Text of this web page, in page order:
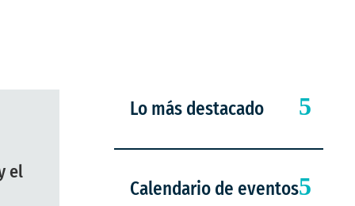
el
Lo más destacado
Calendario de eventos